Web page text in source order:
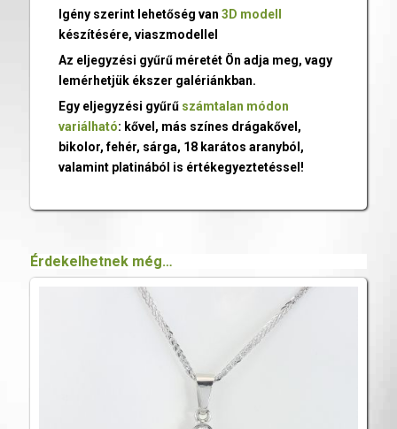
Igény szerint lehetőség van 3D modell
készítésére, viaszmodellel
Az eljegyzési gyűrű méretét Ön adja meg, vagy
lemérhetjük ékszer galériánkban.
Egy eljegyzési gyűrű számtalan módon
variálható: kővel, más színes drágakővel,
bikolor, fehér, sárga, 18 karátos aranyból,
valamint platinából is értékegyeztetéssel!
Érdekelhetnek még…